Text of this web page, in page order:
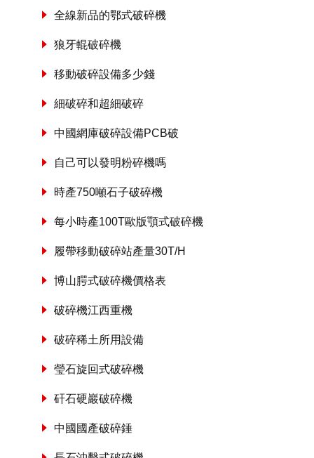
全線新品的鄂式破碎機
狼牙輥破碎機
移動破碎設備多少錢
細破碎和超細破碎
中國網庫破碎設備PCB破
自己可以發明粉碎機嗎
時產750噸石子破碎機
每小時產100T歐版顎式破碎機
履帶移動破碎站產量30T/H
博山腭式破碎機價格表
破碎機江西重機
破碎稀土所用設備
瑩石旋回式破碎機
矸石硬巖破碎機
中國國產破碎錘